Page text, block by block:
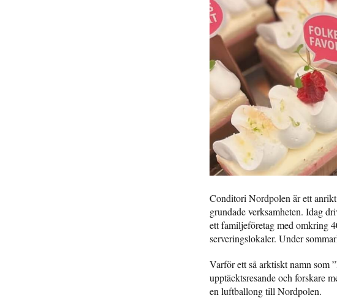
Conditori Nordpolen är ett
grundade verksamheten. Idag
ett familjeföretag med omkring
serveringslokaler. Under
Varför ett så arktiskt namn som
upptäcktsresande och forskare
en luftballong till Nordpolen.